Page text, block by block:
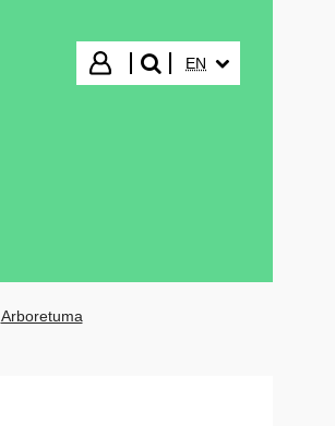
Login
search"
EN
Arboretuma